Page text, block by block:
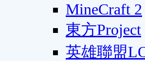
MineCraft 2
東方Project
英雄聯盟